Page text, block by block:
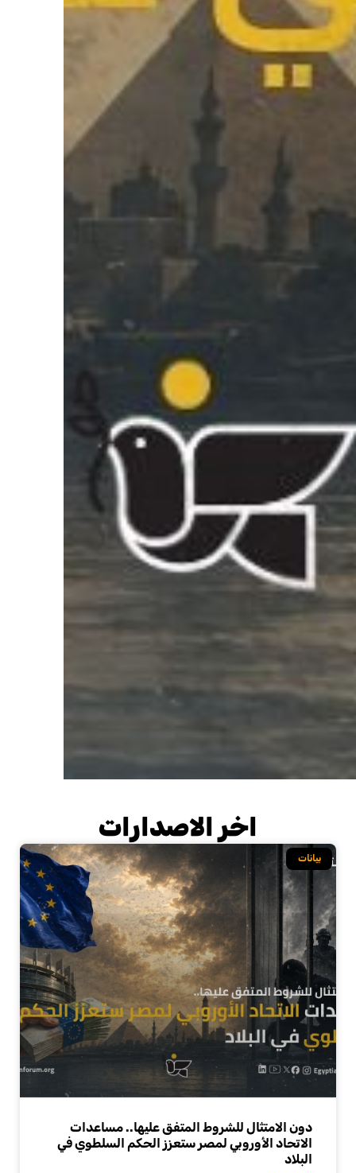
اخر الاصدارات
بيانات
دون الامتثال للشروط المتفق عليها.. مساعدات
الاتحاد الأوروبي لمصر ستعزز الحكم السلطوي في
البلاد